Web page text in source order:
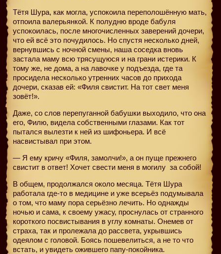
Тётя Шура, как могла, успокоила переполошённую мать,
отпоила валерьянкой. К полудню вроде бабуля
успокоилась, после многочисленных заверений дочери,
что ей всё это почудилось. Но спустя несколько дней,
вернувшись с ночной смены, наша соседка вновь
застала маму всю трясущуюся и на грани истерики. К
тому же, не дома, а на лавочке у подъезда, где та
просидела несколько утренних часов до прихода
дочери, сказав ей: «Филя свистит. На тот свет меня
зовёт!».
Даже, со слов перепуганной бабушки выходило, что она
его, Филю, видела собственными глазами. Как тот
пытался вылезти к ней из шифоньера. И всё
насвистывал при этом.
— Я ему кричу «Филя, замолчи!», а он пуще прежнего
свистит в ответ! Хочет свести меня в могилу за собой!
В общем, продолжался около месяца. Тётя Шура
работала где-то в медицине и уже всерьёз подумывала
о том, что маму пора серьёзно лечить. Но однажды
ночью и сама, к своему ужасу, проснулась от странного
короткого посвистывания в углу комнаты. Онемев от
страха, так и пролежала до рассвета, укрывшись
одеялом с головой. Боясь пошевелиться, а не то что
встать, и увидеть ожившего папу-покойника.